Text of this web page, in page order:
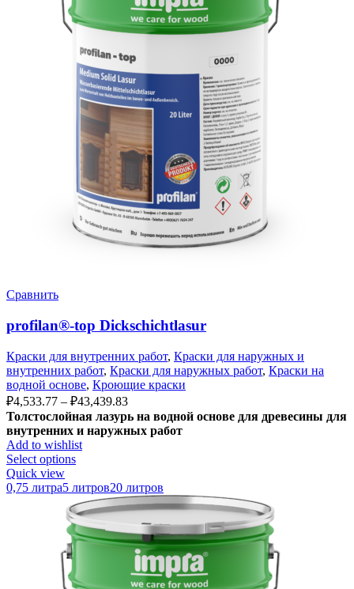
Сравнить
profilan®-top Dickschichtlasur
Краски для внутренних работ, Краски для наружных и
внутренних работ, Краски для наружных работ, Краски на
водной основе, Кроющие краски
₽4,533.77 – ₽43,439.83
Толстослойная лазурь на водной основе для древесины для
внутренних и наружных работ
Add to wishlist
Select options
Quick view
0,75 литра5 литров20 литров